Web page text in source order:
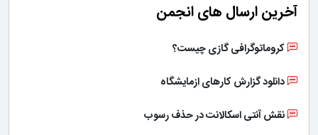
آخرین ارسال های انجمن
کروماتوگرافی گازی چیست؟
دانلود گزارش کارهای ازمایشگاه
نقش آنتی اسکالانت در حذف رسوب